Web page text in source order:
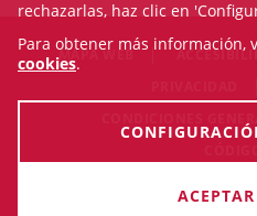
MAPA WEB
CONDICIONES
© Sat Aug 08 12:21:04 CEST
rechazarlas, haz clic en
Para obtener más información,
cookies.